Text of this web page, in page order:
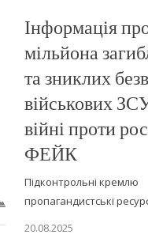
Інформація
мільйона
та зниклих
військових
війні проти
ФЕЙК
Підконтрольні кремлю
пропагандистські
20.08.2025